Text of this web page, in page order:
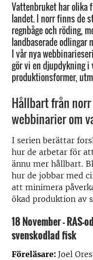
Vattenbruket har olika
landet. I norr finns de
regnbåge och röding,
landbaserade odlingar
I vår nya
gör vi en djupdykning
produktionsformer,
Hållbart från
webbinarier om
I serien berättar
hur de arbetar för
ännu mer hållbart.
hur de jobbar med
att minimera
ökad produktion av
18 November - RAS-
svenskodlad fisk
Föreläsare: Joel